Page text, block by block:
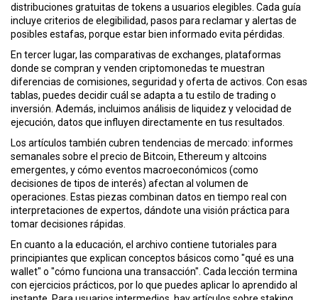
distribuciones gratuitas de tokens a usuarios elegibles . Cada guía
incluye criterios de elegibilidad, pasos para reclamar y alertas de
posibles estafas, porque estar bien informado evita pérdidas.
En tercer lugar, las comparativas de exchanges, plataformas
donde se compran y venden criptomonedas te muestran
diferencias de comisiones, seguridad y oferta de activos. Con esas
tablas, puedes decidir cuál se adapta a tu estilo de trading o
inversión. Además, incluimos análisis de liquidez y velocidad de
ejecución, datos que influyen directamente en tus resultados.
Los artículos también cubren tendencias de mercado: informes
semanales sobre el precio de Bitcoin, Ethereum y altcoins
emergentes, y cómo eventos macroeconómicos (como
decisiones de tipos de interés) afectan al volumen de
operaciones. Estas piezas combinan datos en tiempo real con
interpretaciones de expertos, dándote una visión práctica para
tomar decisiones rápidas.
En cuanto a la educación, el archivo contiene tutoriales para
principiantes que explican conceptos básicos como "qué es una
wallet" o "cómo funciona una transacción". Cada lección termina
con ejercicios prácticos, por lo que puedes aplicar lo aprendido al